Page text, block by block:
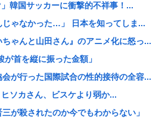
藤慎二被告は“無罪を立証”できる...
さん、ハッピーエンド確定、最後は...
」BPOに通報され審議入りへ
レビ見ないんですよ」に団子屋を引き...
ベになるボーイッシュ女子、見つか...
ビー事業が1Q過去最高益「ガンプラ...
！
韓国サッカーに衝撃的不祥事！...
じゃなかった…」 日本を知ってしま...
ゃんと山田さん』のアニメ化に怒っ...
が首を縦に振った金額」
が行った国際試合の性的接待の全容...
ヒソカさん、ビスケより弱か...
が殺されたのか今でもわからない」